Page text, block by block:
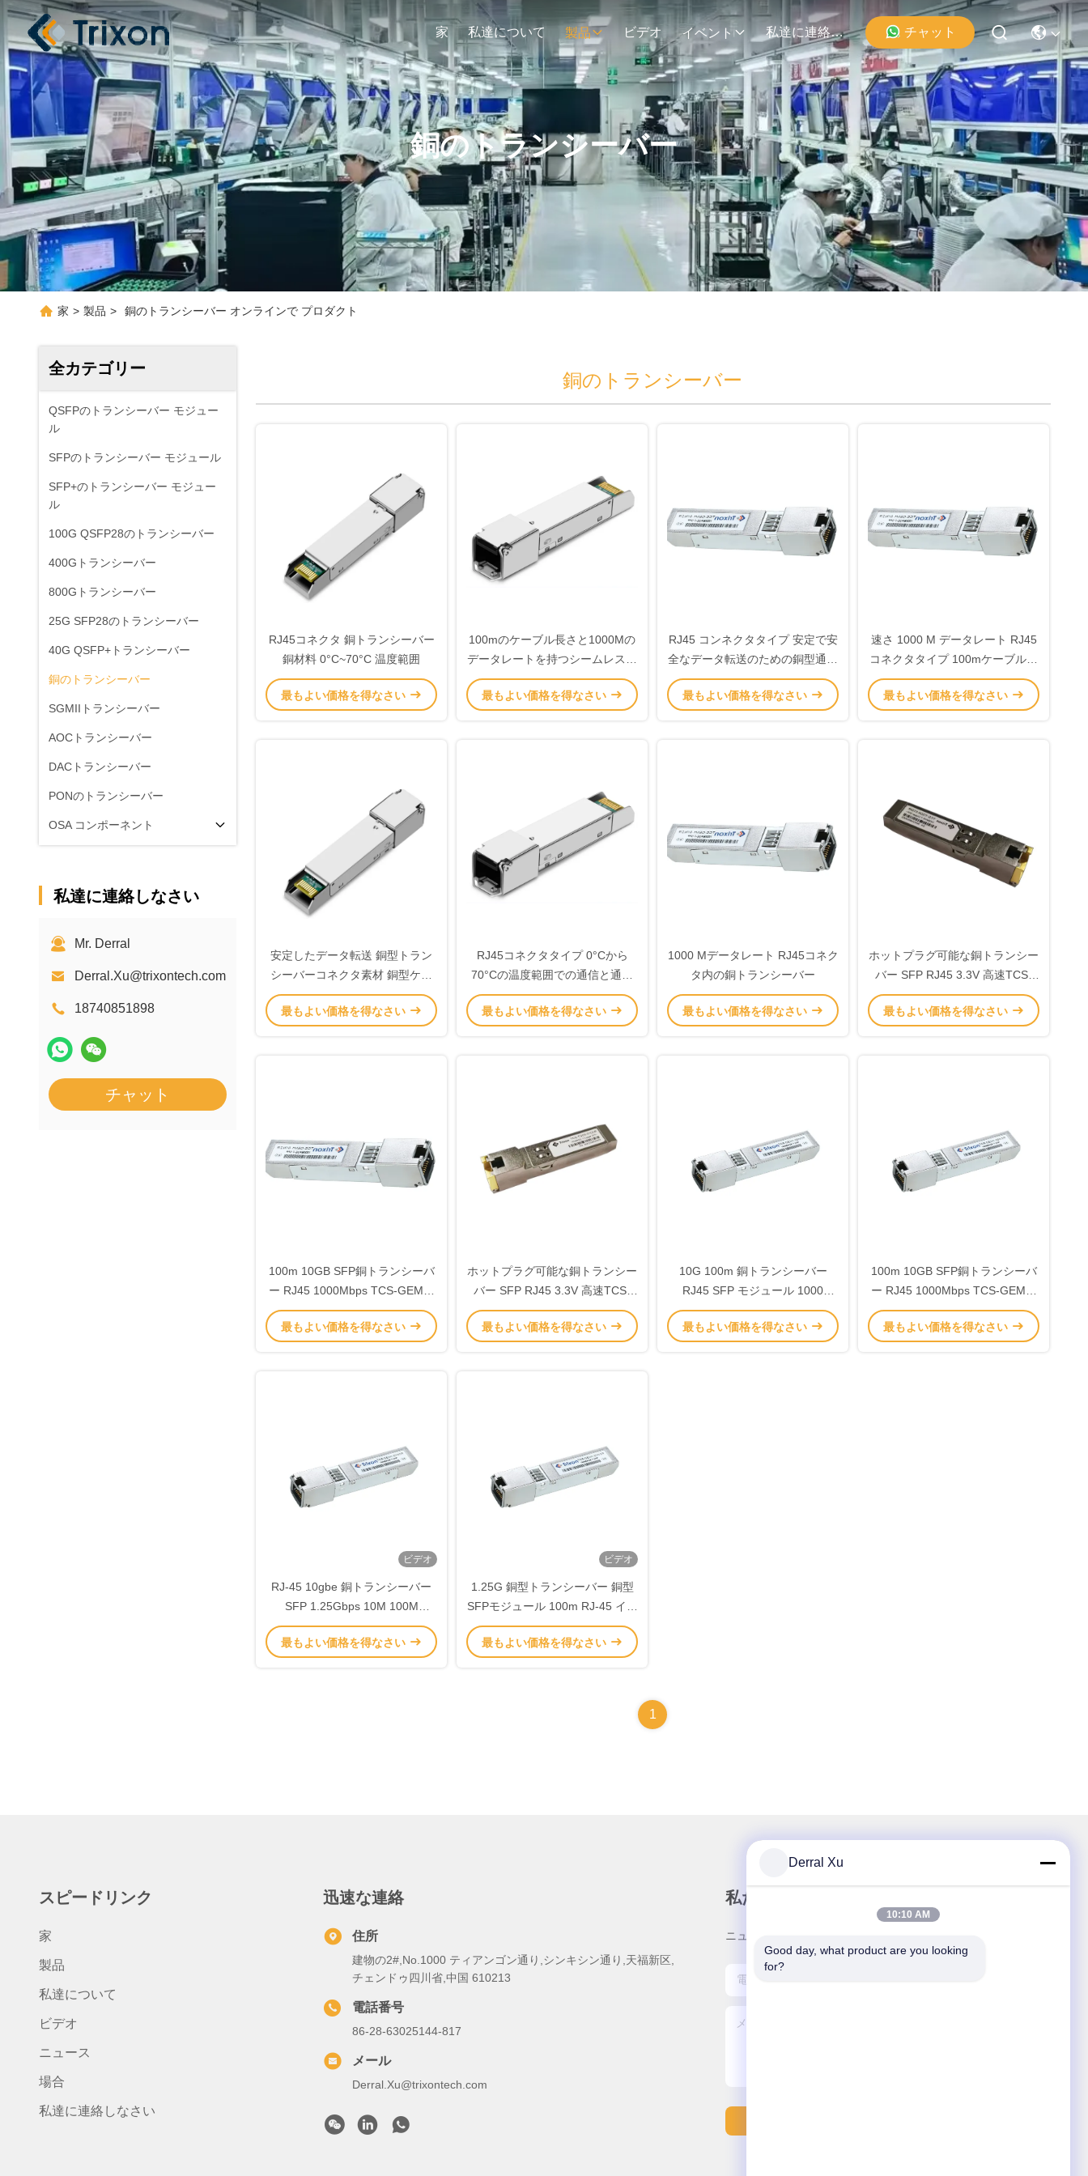
家 私達について 製品 ビデオ イベント 私達に連絡しなさい チャット
銅のトランシーバー
家 > 製品 > 銅のトランシーバー オンラインで プロダクト
全カテゴリー
QSFPのトランシーバー モジュー
ル
SFPのトランシーバー モジュール
SFP+のトランシーバー モジュー
ル
100G QSFP28のトランシーバー
400Gトランシーバー
800Gトランシーバー
25G SFP28のトランシーバー
40G QSFP+トランシーバー
銅のトランシーバー
SGMIIトランシーバー
AOCトランシーバー
DACトランシーバー
PONのトランシーバー
OSA コンポーネント
私達に連絡しなさい
Mr. Derral
Derral.Xu@trixontech.com
18740851898
チャット
銅のトランシーバー
RJ45コネクタ 銅トランシーバー
銅材料 0°C~70°C 温度範囲
最もよい価格を得なさい
100mのケーブル長さと1000Mの
データレートを持つシームレス銅
通信装置
最もよい価格を得なさい
RJ45 コンネクタタイプ 安定で安
全なデータ転送のための銅型通信
装置
最もよい価格を得なさい
速さ 1000 M データレート RJ45
コネクタタイプ 100mケーブル長
さの通信装置
最もよい価格を得なさい
安定したデータ転送 銅型トラン
シーバーコネクタ素材 銅型ケー
ブル 長さ100m 温度範囲
0°C~70°C
最もよい価格を得なさい
RJ45コネクタタイプ 0°Cから
70°Cの温度範囲での通信と通信
のための銅通信装置
最もよい価格を得なさい
1000 Mデータレート RJ45コネク
タ内の銅トランシーバー
最もよい価格を得なさい
ホットプラグ可能な銅トランシー
バー SFP RJ45 3.3V 高速TCS-
TGD0-01DCR
最もよい価格を得なさい
100m 10GB SFP銅トランシーバ
ー RJ45 1000Mbps TCS-GEM1-
00NIR
最もよい価格を得なさい
ホットプラグ可能な銅トランシー
バー SFP RJ45 3.3V 高速TCS-
TGD0-01DCR
最もよい価格を得なさい
10G 100m 銅トランシーバー
RJ45 SFP モジュール 1000
Mbps TCS-GEM1-00NCR
最もよい価格を得なさい
100m 10GB SFP銅トランシーバ
ー RJ45 1000Mbps TCS-GEM1-
00NIR
最もよい価格を得なさい
ビデオ
RJ-45 10gbe 銅トランシーバー
SFP 1.25Gbps 10M 100M
1000M TCS-GEM1-01NCR
最もよい価格を得なさい
ビデオ
1.25G 銅型トランシーバー 銅型
SFPモジュール 100m RJ-45 イン
ターフェース
最もよい価格を得なさい
1
スピードリンク
家
製品
私達について
ビデオ
ニュース
場合
私達に連絡しなさい
迅速な連絡
住所
建物の2#,No.1000 ティアンゴン通り,シンキシン通り,天福新区,
チェンドゥ四川省,中国 610213
電話番号
86-28-63025144-817
メール
Derral.Xu@trixontech.com
私たちのニュースレター
ニュースレターへの購読は,割引などで可能です.
Derral Xu
10:10 AM
Good day, what product are you looking
for?